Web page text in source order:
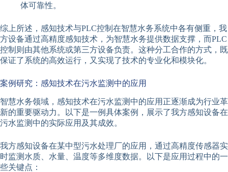
体可靠性。
综上所述，感知技术与PLC控制在智慧水务系统中各有侧重，我
方设备通过高精度感知技术，为智慧水务提供数据支撑，而PLC
控制则由其他系统或第三方设备负责。这种分工合作的方式，既
保证了系统的高效运行，又实现了技术的专业化和模块化。
案例研究：感知技术在污水监测中的应用
智慧水务领域，感知技术在污水监测中的应用正逐渐成为行业革
新的重要驱动力。以下是一例具体案例，展示了我方感知设备在
污水监测中的实际应用及其成效。
我方感知设备在某中型污水处理厂的应用，通过高精度传感器实
时监测水质、水量、温度等多维度数据。以下是应用过程中的一
些关键点：